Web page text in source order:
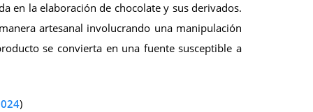
en la elaboración de chocolate y sus derivados.
artesanal involucrando una manipulación
se convierta en una fuente susceptible a
)